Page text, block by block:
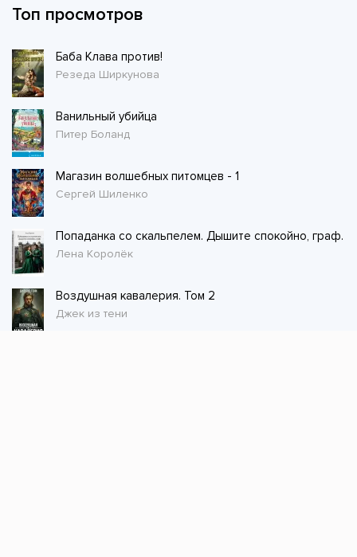
Топ просмотров
Баба Клава против!
Резеда Ширкунова
Ванильный убийца
Питер Боланд
Магазин волшебных питомцев - 1
Сергей Шиленко
Попаданка со скальпелем. Дышите спокойно, граф.
Лена Королёк
Воздушная кавалерия. Том 2
Джек из тени